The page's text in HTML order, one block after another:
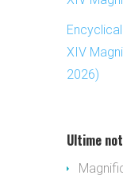
XIV
2026)
Ultime